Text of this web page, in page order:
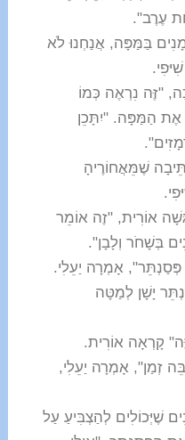
עֶרֶב".
בַּמַּפָּה, אֲנַחְנוּ לֹא
"זֶּה נִרְאֶה כְּמוֹ
אֶת הַמַּפָּה. "יִתָּכֵן
שֶׁמֵּאֲחוֹרֶיהָ
אוֹרִית, "זֶה אוֹמֵר
בְּשָׁחֹר וְלָבָן".
פְּסַנְתֵּר", אָמְרָה יַעֵלִי.
יָשָׁן לְמַטָּה
קָרְאָה אוֹרִית.
זְמַן", אָמְרָה יַעֵלִי,
שֶׁיְּכוֹלִים לְהַצְבִּיעַ עַל